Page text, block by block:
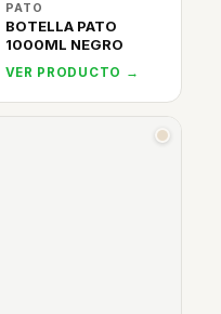
PATO
BOTELLA PATO
1000ML NEGRO
VER PRODUCTO →